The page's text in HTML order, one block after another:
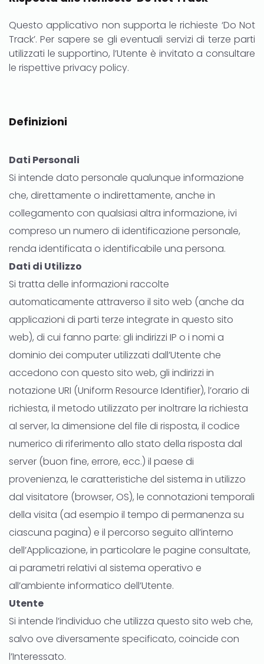
Questo applicativo non supporta le richieste ‘Do Not
Track’. Per sapere se gli eventuali servizi di terze parti
utilizzati le supportino, l’Utente è invitato a consultare
le rispettive privacy policy.
Definizioni
Dati Personali
Si intende dato personale qualunque informazione
che, direttamente o indirettamente, anche in
collegamento con qualsiasi altra informazione, ivi
compreso un numero di identificazione personale,
renda identificata o identificabile una persona.
Dati di Utilizzo
Si tratta delle informazioni raccolte
automaticamente attraverso il sito web (anche da
applicazioni di parti terze integrate in questo sito
web), di cui fanno parte: gli indirizzi IP o i nomi a
dominio dei computer utilizzati dall’Utente che
accedono con questo sito web, gli indirizzi in
notazione URI (Uniform Resource Identifier), l’orario di
richiesta, il metodo utilizzato per inoltrare la richiesta
al server, la dimensione del file di risposta, il codice
numerico di riferimento allo stato della risposta dal
server (buon fine, errore, ecc.) il paese di
provenienza, le caratteristiche del sistema in utilizzo
dal visitatore (browser, OS), le connotazioni temporali
della visita (ad esempio il tempo di permanenza su
ciascuna pagina) e il percorso seguito all’interno
dell’Applicazione, in particolare le pagine consultate,
ai parametri relativi al sistema operativo e
all’ambiente informatico dell’Utente.
Utente
Si intende l’individuo che utilizza questo sito web che,
salvo ove diversamente specificato, coincide con
l’Interessato.